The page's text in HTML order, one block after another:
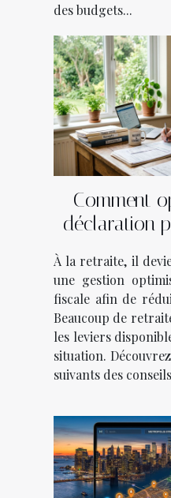
des budgets...
Comment
déclaration
À la retraite, il
une gestion
fiscale afin de
Beaucoup de
les leviers
situation.
suivants des